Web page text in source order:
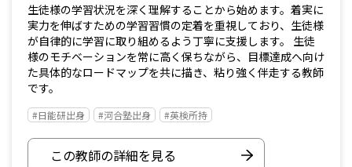
生徒様の学習状況を深く理解することから始めます。着実に
実力を伸ばすための学習習慣の定着を重視しており、生徒様
が自律的に学習に取り組めるよう丁寧に支援します。 生徒
様のモチベーションを常に高く保ちながら、目標達成へ向け
た具体的なロードマップを共に描き、粘り強く伴走する教師
です。
#日能研出身 #河合塾出身 #英検所持
この教師の詳細を見る